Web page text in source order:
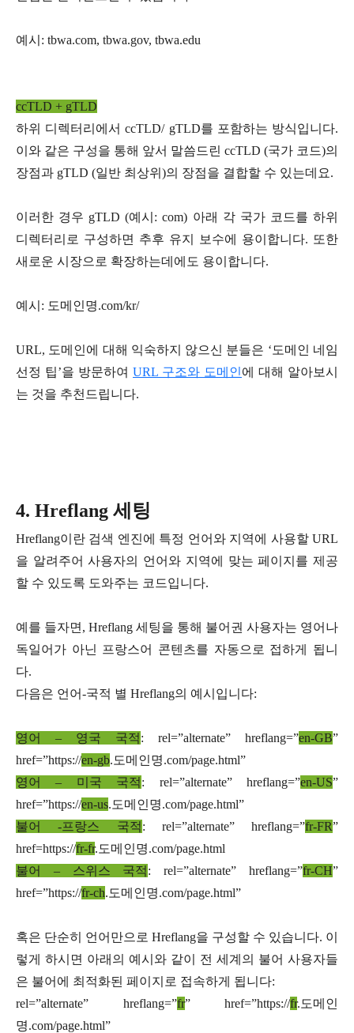
예시: tbwa.com, tbwa.gov, tbwa.edu
ccTLD + gTLD
하위 디렉터리에서 ccTLD/ gTLD를 포함하는 방식입니다.
이와 같은 구성을 통해 앞서 말씀드린 ccTLD (국가 코드)의
장점과 gTLD (일반 최상위)의 장점을 결합할 수 있는데요.
이러한 경우 gTLD (예시: com) 아래 각 국가 코드를 하위
디렉터리로 구성하면 추후 유지 보수에 용이합니다. 또한
새로운 시장으로 확장하는데에도 용이합니다.
예시: 도메인명.com/kr/
URL, 도메인에 대해 익숙하지 않으신 분들은 ‘도메인 네임
선정 팁’을 방문하여 URL 구조와 도메인에 대해 알아보시
는 것을 추천드립니다.
4. Hreflang 세팅
Hreflang이란 검색 엔진에 특정 언어와 지역에 사용할 URL
을 알려주어 사용자의 언어와 지역에 맞는 페이지를 제공
할 수 있도록 도와주는 코드입니다.
예를 들자면, Hreflang 세팅을 통해 불어권 사용자는 영어나
독일어가 아닌 프랑스어 콘텐츠를 자동으로 접하게 됩니
다.
다음은 언어-국적 별 Hreflang의 예시입니다:
영어 – 영국 국적: rel=”alternate” hreflang=”en-GB”
href=”https://en-gb.도메인명.com/page.html”
영어 – 미국 국적: rel=”alternate” hreflang=”en-US”
href=”https://en-us.도메인명.com/page.html”
불어 -프랑스 국적: rel=”alternate” hreflang=”fr-FR”
href=https://fr-fr.도메인명.com/page.html
불어 – 스위스 국적: rel=”alternate” hreflang=”fr-CH”
href=”https://fr-ch.도메인명.com/page.html”
혹은 단순히 언어만으로 Hreflang을 구성할 수 있습니다. 이
렇게 하시면 아래의 예시와 같이 전 세계의 불어 사용자들
은 불어에 최적화된 페이지로 접속하게 됩니다:
rel=”alternate” hreflang=”fr” href=”https://fr.도메인
명.com/page.html”